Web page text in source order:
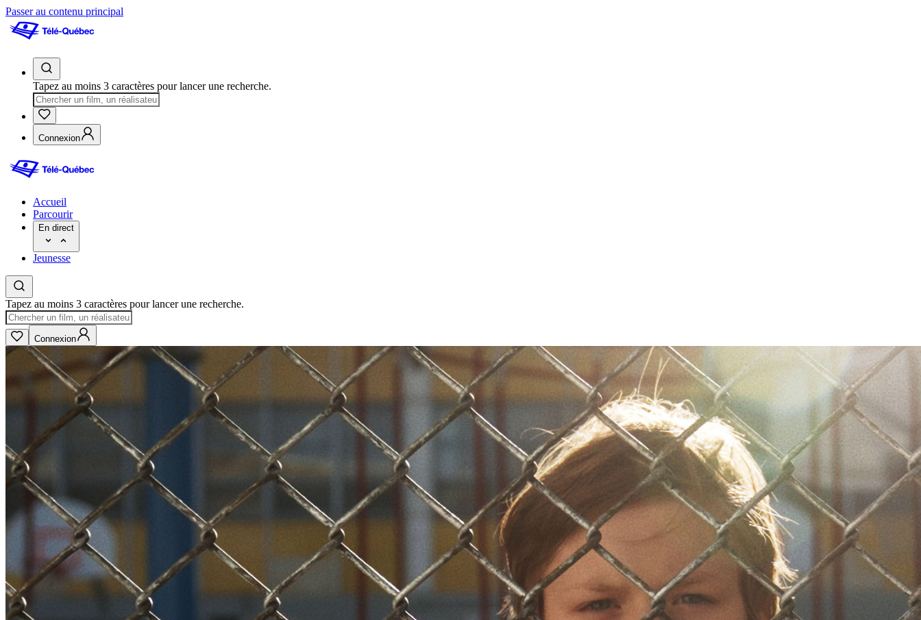
Passer au contenu principal
Tapez au moins 3 caractères pour lancer une recherche.
Connexion
Accueil
Parcourir
En direct
Jeunesse
Tapez au moins 3 caractères pour lancer une recherche.
Connexion